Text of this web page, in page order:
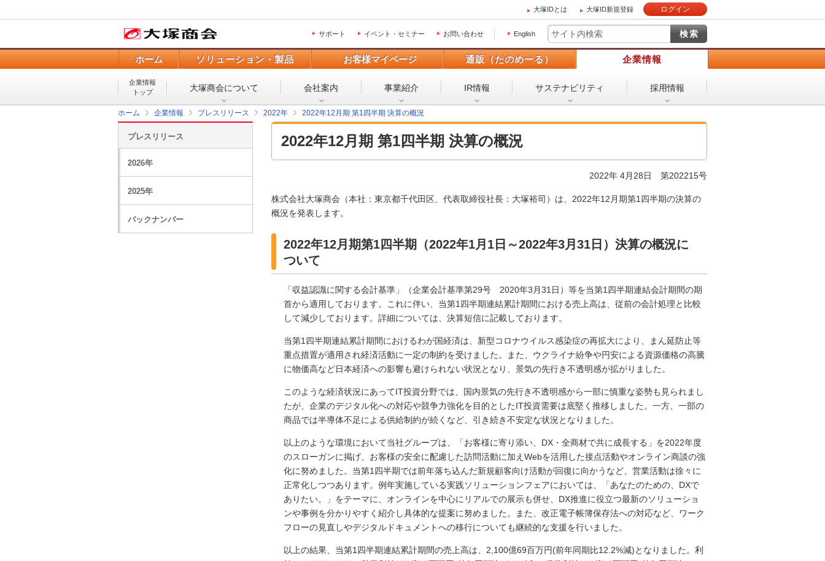
大塚IDとは 大塚ID新規登録 ログイン
サポート イベント・セミナー お問い合わせ English
ホーム ソリューション・製品 お客様マイページ 通販（たのめーる） 企業情報
企業情報
トップ
大塚商会について 会社案内 事業紹介 IR情報 サステナビリティ 採用情報
ホーム 企業情報 プレスリリース 2022年 2022年12月期 第1四半期 決算の概況
2022年12月期 第1四半期 決算の概況
2022年 4月28日 第202215号
株式会社大塚商会（本社：東京都千代田区、代表取締役社長：大塚裕司）は、2022年12月期第1四半期の決算の
概況を発表します。
2022年12月期第1四半期（2022年1月1日～2022年3月31日）決算の概況に
ついて
「収益認識に関する会計基準」（企業会計基準第29号 2020年3月31日）等を当第1四半期連結会計期間の期
首から適用しております。これに伴い、当第1四半期連結累計期間における売上高は、従前の会計処理と比較
して減少しております。詳細については、決算短信に記載しております。
当第1四半期連結累計期間におけるわが国経済は、新型コロナウイルス感染症の再拡大により、まん延防止等
重点措置が適用され経済活動に一定の制約を受けました。また、ウクライナ紛争や円安による資源価格の高騰
に物価高など日本経済への影響も避けられない状況となり、景気の先行き不透明感が拡がりました。
このような経済状況にあってIT投資分野では、国内景気の先行き不透明感から一部に慎重な姿勢も見られまし
たが、企業のデジタル化への対応や競争力強化を目的としたIT投資需要は底堅く推移しました。一方、一部の
商品では半導体不足による供給制約が続くなど、引き続き不安定な状況となりました。
以上のような環境において当社グループは、「お客様に寄り添い、DX・全商材で共に成長する」を2022年度
のスローガンに掲げ、お客様の安全に配慮した訪問活動に加えWebを活用した接点活動やオンライン商談の強
化に努めました。当第1四半期では前年落ち込んだ新規顧客向け活動が回復に向かうなど、営業活動は徐々に
正常化しつつあります。例年実施している実践ソリューションフェアにおいては、「あなたのための、DXで
ありたい。」をテーマに、オンラインを中心にリアルでの展示も併せ、DX推進に役立つ最新のソリューショ
ンや事例を分かりやすく紹介し具体的な提案に努めました。また、改正電子帳簿保存法への対応など、ワーク
フローの見直しやデジタルドキュメントへの移行についても継続的な支援を行いました。
以上の結果、当第1四半期連結累計期間の売上高は、2,100億69百万円(前年同期比12.2%減)となりました。利
プレスリリース
2026年
2025年
バックナンバー